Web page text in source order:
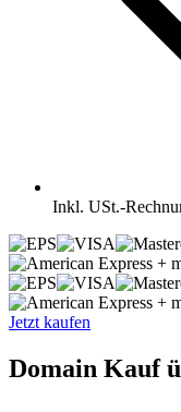
Inkl. USt.-
+
+
Jetzt kaufen
Domain Kauf